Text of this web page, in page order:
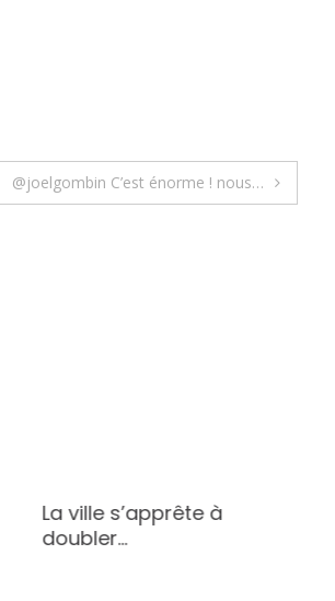
@joelgombin C’est énorme ! nous…
La ville s’apprête à
doubler…